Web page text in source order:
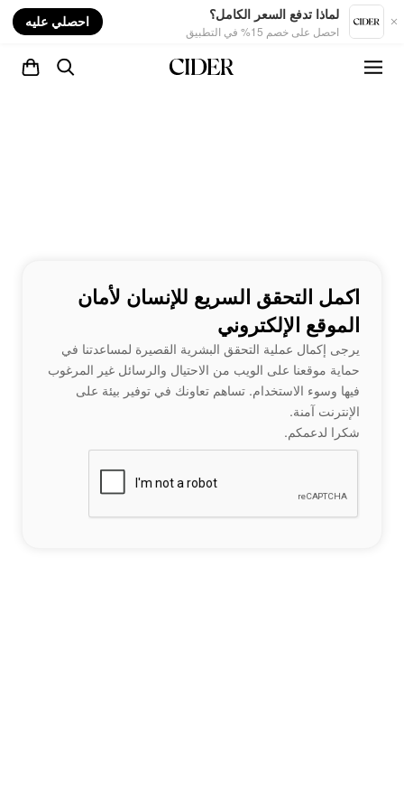
لماذا تدفع السعر الكامل؟
احصل على خصم 15% في التطبيق
احصلي عليه
اكمل التحقق السريع للإنسان لأمان
الموقع الإلكتروني
يرجى إكمال عملية التحقق البشرية القصيرة لمساعدتنا في
حماية موقعنا على الويب من الاحتيال والرسائل غير المرغوب
فيها وسوء الاستخدام. تساهم تعاونك في توفير بيئة على
الإنترنت آمنة.
شكرا لدعمكم.